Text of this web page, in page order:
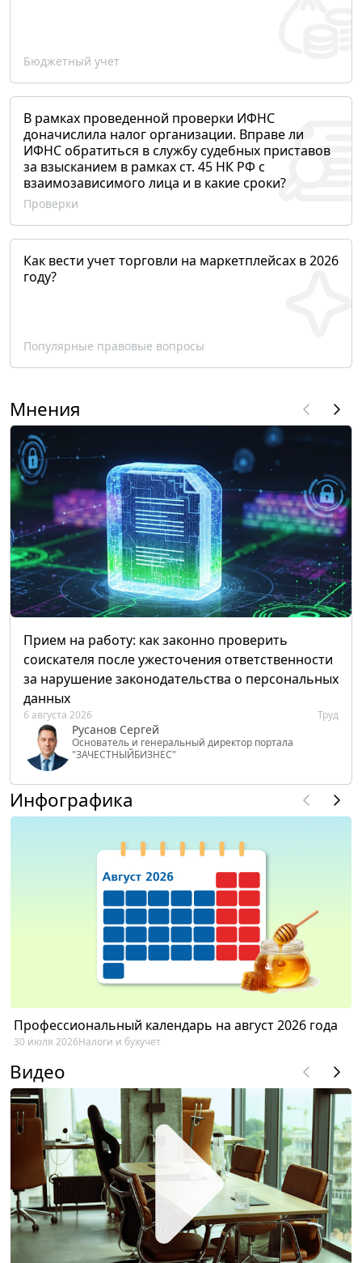
Бюджетный учет
В рамках проведенной проверки ИФНС
доначислила налог организации. Вправе ли
ИФНС обратиться в службу судебных приставов
за взысканием в рамках ст. 45 НК РФ с
взаимозависимого лица и в какие сроки?
Проверки
Как вести учет торговли на маркетплейсах в 2026
году?
Популярные правовые вопросы
Мнения
Прием на работу: как законно проверить
соискателя после ужесточения ответственности
за нарушение законодательства о персональных
данных
6 августа 2026 Труд
Русанов Сергей
Основатель и генеральный директор портала
"ЗАЧЕСТНЫЙБИЗНЕС"
Инфографика
Профессиональный календарь на август 2026 года
30 июля 2026Налоги и бухучет
Видео